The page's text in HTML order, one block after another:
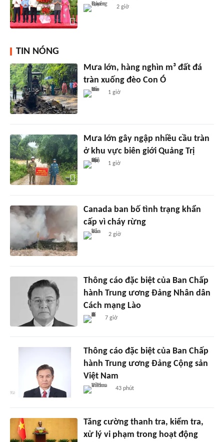
2 giờ
TIN NÓNG
Mưa lớn, hàng nghìn m³ đất đá
tràn xuống đèo Con Ó
1 giờ
Mưa lớn gây ngập nhiều cầu tràn
ở khu vực biên giới Quảng Trị
1 giờ
Canada ban bố tình trạng khẩn
cấp vì cháy rừng
2 giờ
Thông cáo đặc biệt của Ban Chấp
hành Trung ương Đảng Nhân dân
Cách mạng Lào
7 giờ
Thông cáo đặc biệt của Ban Chấp
hành Trung ương Đảng Cộng sản
Việt Nam
43 phút
Tăng cường thanh tra, kiểm tra,
xử lý vi phạm trong hoạt động